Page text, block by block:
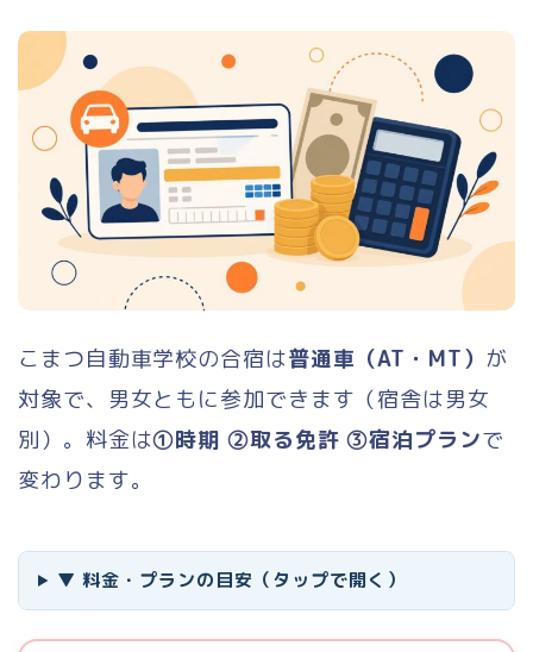
こまつ自動車学校の合宿は普通車（AT・MT） が
対象で、男女ともに参加できます（宿舎は男女
別）。料金は①時期 ②取る免許 ③宿泊プランで
変わります。
▼ 料金・プランの目安（タップで開く）